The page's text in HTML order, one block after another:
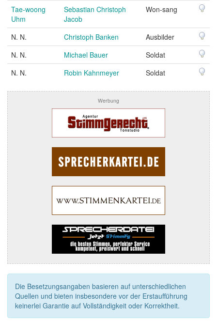
Tae-woong
Uhm
Sebastian Christoph
Jacob
Won-sang
N. N. Christoph Banken
Ausbilder
N. N.
Michael Bauer
Soldat
N. N.
Robin Kahnmeyer Soldat
Werbung
Die Besetzungsangaben basieren auf unterschiedlichen
Quellen und bieten insbesondere vor der Erstaufführung
keinerlei Garantie auf Vollständigkeit oder Korrektheit.